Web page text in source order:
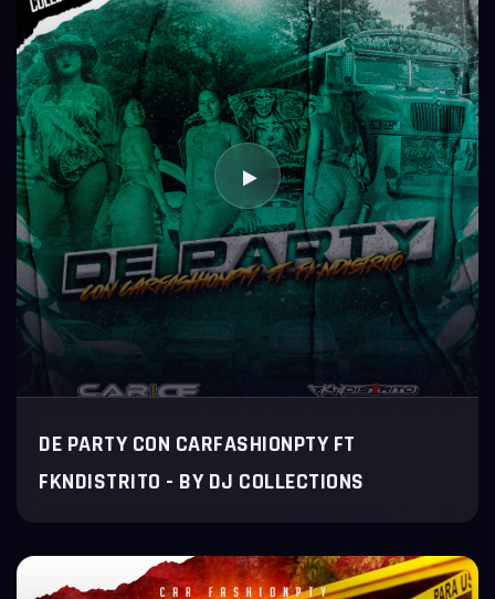
DE PARTY CON CARFASHIONPTY FT
FKNDISTRITO - BY DJ COLLECTIONS